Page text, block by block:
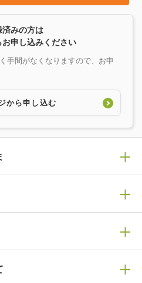
済みの方は
申し込みください
手間がなくなりますので、お申
から申し込む
ェック！
説！
ジログイン